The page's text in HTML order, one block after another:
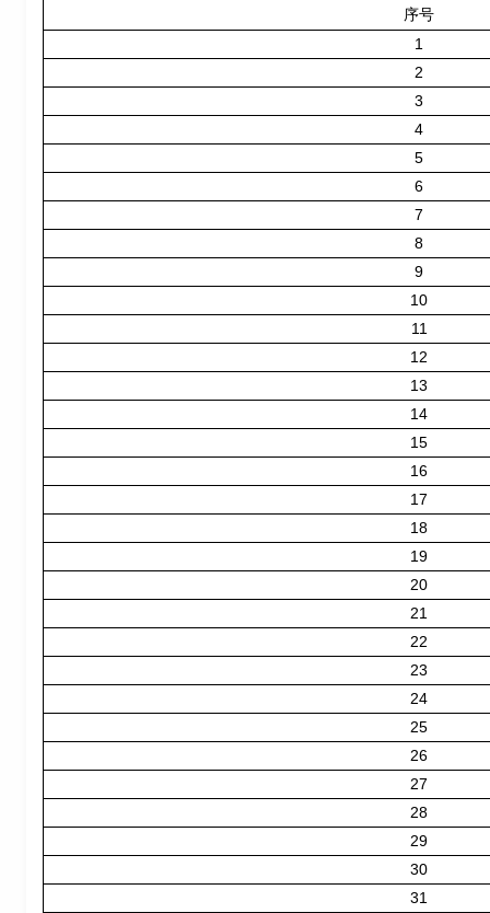
序号
1
2
3
4
5
6
7
8
9
10
11
12
13
14
15
16
17
18
19
20
21
22
23
24
25
26
27
28
29
30
31